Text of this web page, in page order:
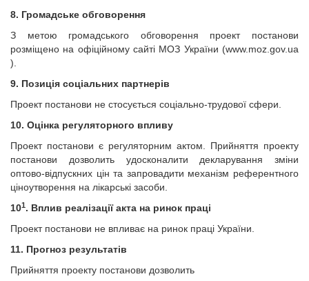
8. Громадське обговорення
З метою громадського обговорення проект постанови
розміщено на офіційному сайті МОЗ України (www.moz.gov.ua
).
9. Позиція соціальних партнерів
Проект постанови не стосується соціально-трудової сфери.
10. Оцінка регуляторного впливу
Проект постанови є регуляторним актом. Прийняття проекту
постанови дозволить удосконалити декларування зміни
оптово-відпускних цін та запровадити механізм референтного
ціноутворення на лікарські засоби.
101. Вплив реалізації акта на ринок праці
Проект постанови не впливає на ринок праці України.
11. Прогноз результатів
Прийняття проекту постанови дозволить